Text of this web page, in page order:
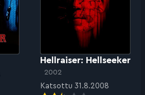
Hellraiser: Hellseeker
2002
Katsottu 31.8.2008